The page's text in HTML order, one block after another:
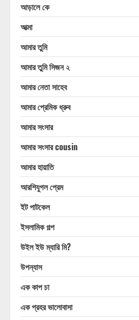
আড়ালে কে
আত্মা
আমার তুমি
আমার তুমি সিজন ২
আমার নেতা সাহেব
আমার প্রেমিক ধ্রুব
আমার সংসার
আমার সংসার cousin
আমার হায়াতি
আরশিযুগল প্রেম
ইট পাটকেল
ইসলামিক গল্প
উইল ইউ ম্যারি মি?
উপন্যাস
এক কাপ চা
এক প্রহর ভালোবাসা